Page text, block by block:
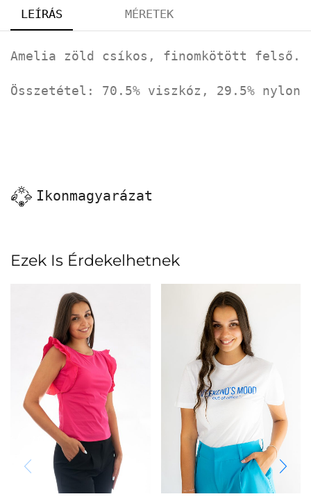
LEÍRÁS MÉRETEK
Amelia zöld csíkos, finomkötött felső.
Összetétel: 70.5% viszkóz, 29.5% nylon
Ikonmagyarázat
Ezek Is Érdekelhetnek